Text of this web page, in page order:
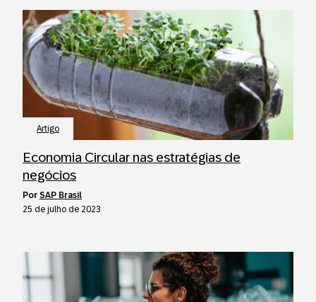
Artigo
Economia Circular nas estratégias de
negócios
por SAP Brasil
25 de julho de 2023